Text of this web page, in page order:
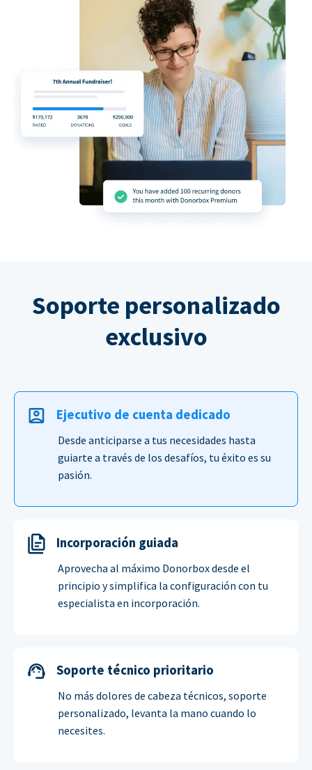
Soporte personalizado
exclusivo
Ejecutivo de cuenta dedicado
Desde anticiparse a tus necesidades hasta
guiarte a través de los desafíos, tu éxito es su
pasión.
Incorporación guiada
Aprovecha al máximo Donorbox desde el
principio y simplifica la configuración con tu
especialista en incorporación.
Soporte técnico prioritario
No más dolores de cabeza técnicos, soporte
personalizado, levanta la mano cuando lo
necesites.